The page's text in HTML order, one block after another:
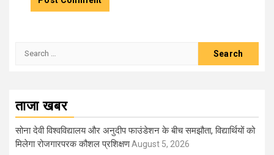
Search
ताजा खबर
सोना देवी विश्वविद्यालय और अनुदीप फाउंडेशन के बीच समझौता, विद्यार्थियों को
मिलेगा रोजगारपरक कौशल प्रशिक्षणAugust 5, 2026